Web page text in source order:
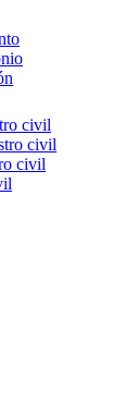
civil
civil
civil